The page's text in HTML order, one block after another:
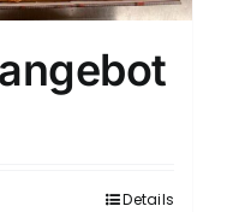
Details